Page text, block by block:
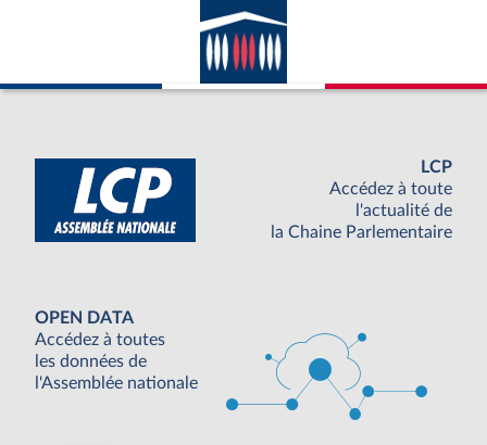
LCP
Accédez à toute
l'actualité de
la Chaine Parlementaire
OPEN DATA
Accédez à toutes
les données de
l'Assemblée nationale